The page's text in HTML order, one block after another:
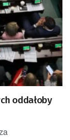
oddałoby